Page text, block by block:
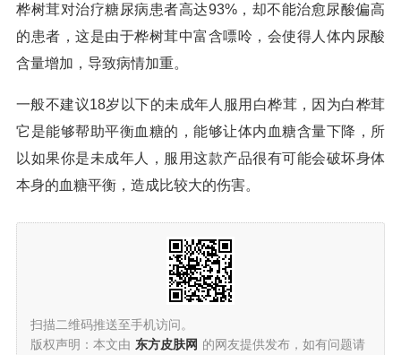
桦树茸对治疗糖尿病患者高达93%，却不能治愈尿酸偏高
的患者，这是由于桦树茸中富含嘌呤，会使得人体内尿酸
含量增加，导致病情加重。
一般不建议18岁以下的未成年人服用白桦茸，因为白桦茸
它是能够帮助平衡血糖的，能够让体内血糖含量下降，所
以如果你是未成年人，服用这款产品很有可能会破坏身体
本身的血糖平衡，造成比较大的伤害。
扫描二维码推送至手机访问。
版权声明：本文由 东方皮肤网 的网友提供发布，如有问题请